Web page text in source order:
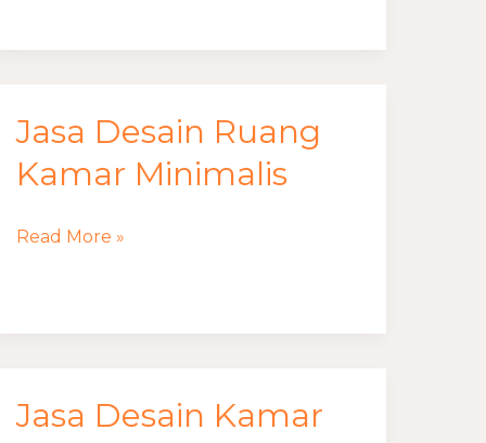
Jasa Desain Ruang
Kamar Minimalis
Jasa
Ruang
Read More »
Jasa Desain Kamar
Jasa